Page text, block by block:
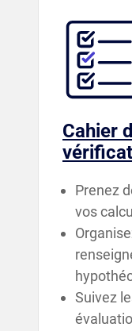
Cahier
Prenez
vos
Suivez